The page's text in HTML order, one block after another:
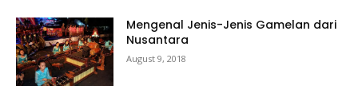
Mengenal Jenis-Jenis Gamelan dari
Nusantara
August 9, 2018